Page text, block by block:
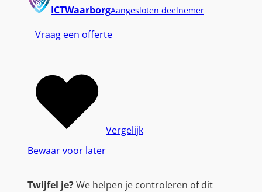
ICTWaarborgAangesloten deelnemer
Vraag een offerte
Bewaar voor later
Vergelijk
Twijfel je?We helpen je controleren of dit